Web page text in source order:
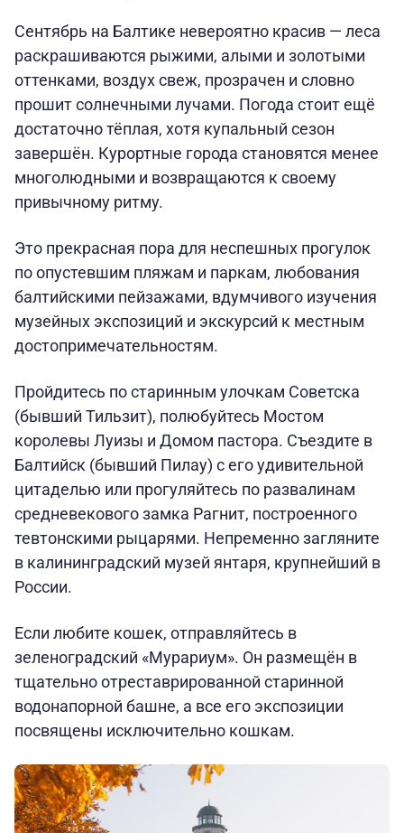
Сентябрь на Балтике невероятно красив — леса
раскрашиваются рыжими, алыми и золотыми
оттенками, воздух свеж, прозрачен и словно
прошит солнечными лучами. Погода стоит ещё
достаточно тёплая, хотя купальный сезон
завершён. Курортные города становятся менее
многолюдными и возвращаются к своему
привычному ритму.
Это прекрасная пора для неспешных прогулок
по опустевшим пляжам и паркам, любования
балтийскими пейзажами, вдумчивого изучения
музейных экспозиций и экскурсий к местным
достопримечательностям.
Пройдитесь по старинным улочкам Советска
(бывший Тильзит), полюбуйтесь Мостом
королевы Луизы и Домом пастора. Съездите в
Балтийск (бывший Пилау) с его удивительной
цитаделью или прогуляйтесь по развалинам
средневекового замка Рагнит, построенного
тевтонскими рыцарями. Непременно загляните
в калининградский музей янтаря, крупнейший в
России.
Если любите кошек, отправляйтесь в
зеленоградский «Мурариум». Он размещён в
тщательно отреставрированной старинной
водонапорной башне, а все его экспозиции
посвящены исключительно кошкам.